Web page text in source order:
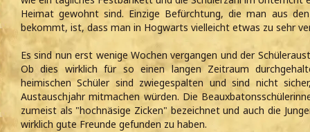
Heimat gewohnt sind. Einzige Befürchtung, die man aus
bekommt, ist, dass man in Hogwarts vielleicht etwas zu sehr
Es sind nun erst wenige Wochen vergangen und der
Ob dies wirklich für so einen langen Zeitraum
heimischen Schüler sind zwiegespalten und sind nicht
Austauschjahr mitmachen würden. Die
zumeist als "hochnäsige Zicken" bezeichnet und auch die
wirklich gute Freunde gefunden zu haben.